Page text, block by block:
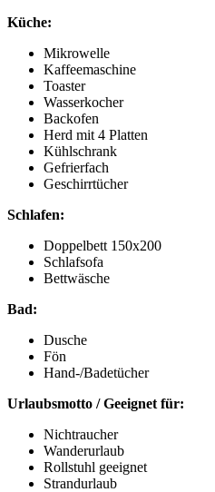
Küche:
Mikrowelle
Kaffeemaschine
Toaster
Wasserkocher
Backofen
Herd mit 4 Platten
Kühlschrank
Gefrierfach
Geschirrtücher
Schlafen:
Doppelbett 150x200
Schlafsofa
Bettwäsche
Bad:
Dusche
Fön
Hand-/Badetücher
Urlaubsmotto / Geeignet für:
Nichtraucher
Wanderurlaub
Rollstuhl geeignet
Strandurlaub